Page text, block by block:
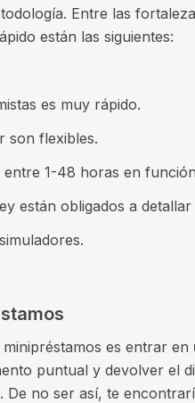
Entre las
están las siguientes:
es muy rápido.
son flexibles.
1-48 horas en
están obligados a
es entrar en
puntual y devolver el
De no ser así, te